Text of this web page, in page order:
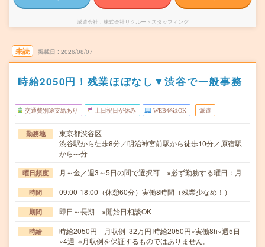
派遣会社 株式会社リクルートスタッフィング
未読 掲載日 2026/08/07
時給2050円！残業ほぼなし▼渋谷で一般事務
交通費別途支給あり 土日祝日が休み WEB登録OK 派遣
勤務地
東京都渋谷区
渋谷駅から徒歩8分／明治神宮前駅から徒歩10分／原宿駅
から---分
曜日頻度 月～金／週3～5日の間で選択可 ※必ず勤務する曜日：月
時間 09:00-18:00（休憩60分）実働8時間（残業少なめ！）
期間 即日～長期 ※開始日相談OK
時給
時給2050円 月収例 32万円 時給2050円×実働8h×週5日
×4週 ※月収例を保証するものではありません。